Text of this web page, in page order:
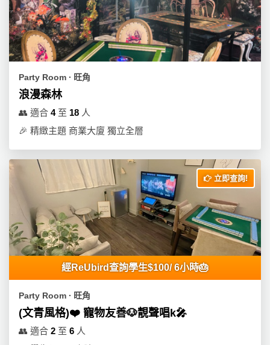
到
會
美
特
色
糕
花
藝
禮
品
製
物
r
t
y
朋
友
聚
會
慶
祝
拖
企
活
動
略
活
動
攻
略
會
員
會
員
交
軟
夾
時
間
侶
心
聯
Party Room ∙ 旺角
浪漫森林
👥 適合 4至 18 人
🎉 精緻主題 商業大廈 獨立全層
立即查詢!
經ReUbird查詢學生$100/ 6小時🎂
Party Room ∙ 旺角
(文青風格)❤️ 寵物友善🐶靚聲唱k🎤
👥 適合 2 至 6 人